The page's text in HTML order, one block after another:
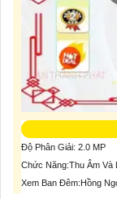
Độ Phân Giải: 2.0 MP
Chức Năng:Thu Âm Và
Xem Ban Đêm:Hồng